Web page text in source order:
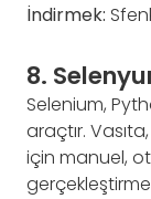
İndirmek:
8.
Selenium,
araçtır.
için manuel,